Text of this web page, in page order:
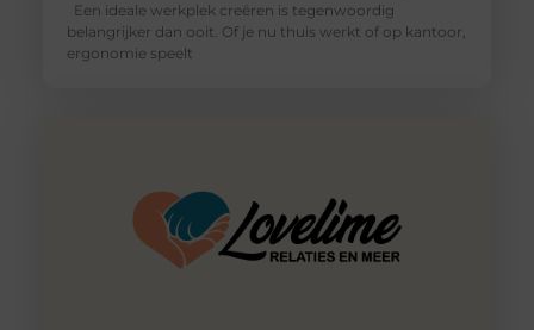
Een ideale werkplek creëren is tegenwoordig
belangrijker dan ooit. Of je nu thuis werkt of op kantoor,
ergonomie speelt